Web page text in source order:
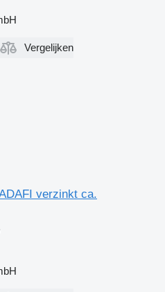
Vergelijken
verzinkt ca.